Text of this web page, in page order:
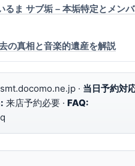
るま サブ垢 – 本垢特定とメン
の真相と音楽的遺産を解説
· 当日予約対
来店予約必要 · FAQ: